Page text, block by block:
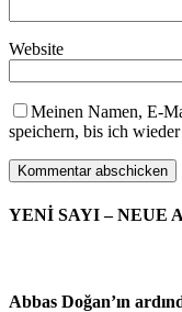
Website
Meinen Namen, E-
speichern, bis ich
YENİ SAYI – NEUE
Abbas Doğan’ın